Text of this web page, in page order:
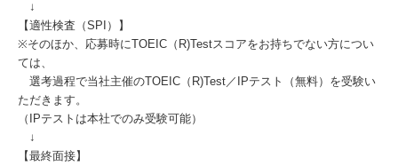
↓
【適性検査（SPI）】
※そのほか、応募時にTOEIC（R)Testスコアをお持ちでない方につい
ては、
選考過程で当社主催のTOEIC（R)Test／IPテスト（無料）を受験い
ただきます。
（IPテストは本社でのみ受験可能）
↓
【最終面接】